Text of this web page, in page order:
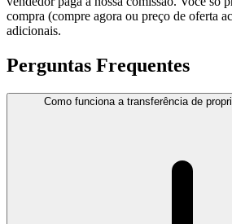
compra (compre agora ou preço de oferta
adicionais.
Perguntas Frequentes
Como funciona a transferência de